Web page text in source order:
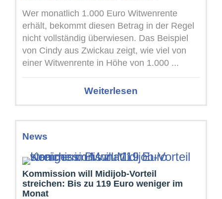
Wer monatlich 1.000 Euro Witwenrente
erhält, bekommt diesen Betrag in der Regel
nicht vollständig überwiesen. Das Beispiel
von Cindy aus Zwickau zeigt, wie viel von
einer Witwenrente in Höhe von 1.000 ...
Weiterlesen
News
Kommission will Midijob-Vorteil
streichen: Bis zu 119 Euro weniger im
Monat